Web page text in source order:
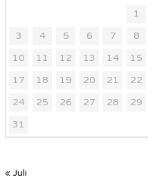
1
3
4 5 6 7 8
10
11 12 13 14 15
17
18 19 20 21 22
24
25 26 27 28 29
31
« Juli